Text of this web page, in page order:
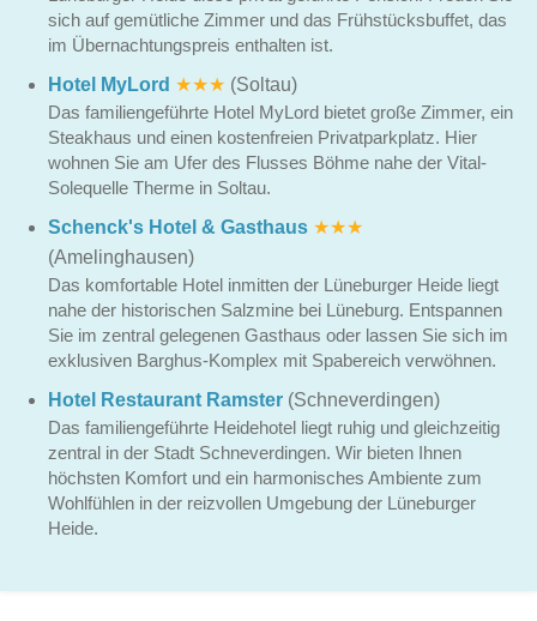
sich auf gemütliche Zimmer und das Frühstücksbuffet, das
im Übernachtungspreis enthalten ist.
Hotel MyLord ★★★ (Soltau)
Das familiengeführte Hotel MyLord bietet große Zimmer, ein
Steakhaus und einen kostenfreien Privatparkplatz. Hier
wohnen Sie am Ufer des Flusses Böhme nahe der Vital-
Solequelle Therme in Soltau.
Schenck's Hotel & Gasthaus ★★★
(Amelinghausen)
Das komfortable Hotel inmitten der Lüneburger Heide liegt
nahe der historischen Salzmine bei Lüneburg. Entspannen
Sie im zentral gelegenen Gasthaus oder lassen Sie sich im
exklusiven Barghus-Komplex mit Spabereich verwöhnen.
Hotel Restaurant Ramster (Schneverdingen)
Das familiengeführte Heidehotel liegt ruhig und gleichzeitig
zentral in der Stadt Schneverdingen. Wir bieten Ihnen
höchsten Komfort und ein harmonisches Ambiente zum
Wohlfühlen in der reizvollen Umgebung der Lüneburger
Heide.